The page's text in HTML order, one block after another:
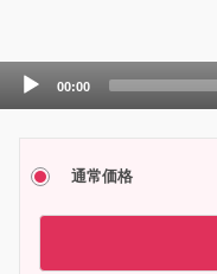
Audio
00:00
通常価格